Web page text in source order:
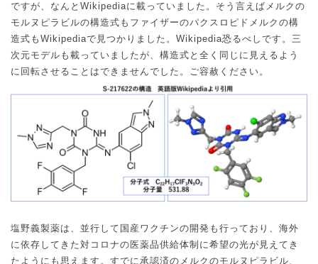
ですが、なんと Wikipediaに載っていました。そう言えばメルクの
モルヌピラビルの構造式もファイザーのパクスロピドメルクの構
造式も Wikipediaで見つかりました。 Wikipedia恐るべしです。三
次元モデルも載っていましたが、構造式と全く同じに見えるよう
に回転させることはできませんでした。ご容赦ください。
塩野義製薬は、並行して国産ワクチンの開発も行っており、海外
に依存してきた対コロナの医薬品供給体制に希望の光が見えてき
たようにも思えます。すでに承認済のメルクのモルヌピラビル、